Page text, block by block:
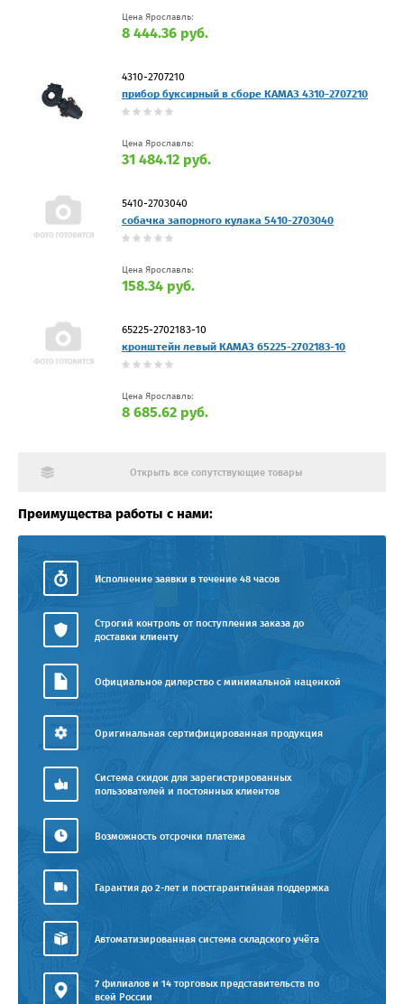
Цена Ярославль:
8 444.36 руб.
4310-2707210
прибор буксирный в сборе КАМАЗ 4310-2707210
Цена Ярославль:
31 484.12 руб.
5410-2703040
собачка запорного кулака 5410-2703040
Цена Ярославль:
158.34 руб.
65225-2702183-10
кронштейн левый КАМАЗ 65225-2702183-10
Цена Ярославль:
8 685.62 руб.
Открыть все сопутствующие товары
Преимущества работы с нами:
Исполнение заявки в течение 48 часов
Строгий контроль от поступления заказа до
доставки клиенту
Официальное дилерство с минимальной наценкой
Оригинальная сертифицированная продукция
Система скидок для зарегистрированных
пользователей и постоянных клиентов
Возможность отсрочки платежа
Гарантия до 2-лет и постгарантийная поддержка
Автоматизированная система складского учёта
7 филиалов и 14 торговых представительств по
всей России